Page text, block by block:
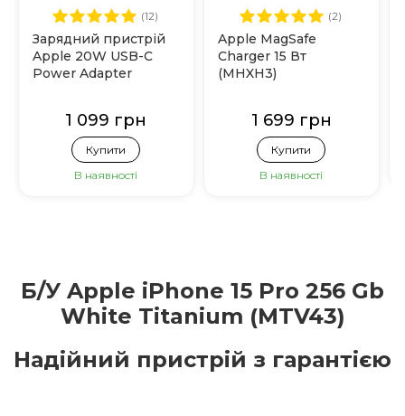
(12)
Зарядний пристрій
Apple 20W USB-C
Power Adapter
1 099 грн
Купити
В наявності
(2)
Apple MagSafe
Charger 15 Вт
(MHXH3)
1 699 грн
Купити
В наявності
Б/У Apple iPhone 15 Pro 256 Gb
White Titanium (MTV43)
Надійний пристрій з гарантією